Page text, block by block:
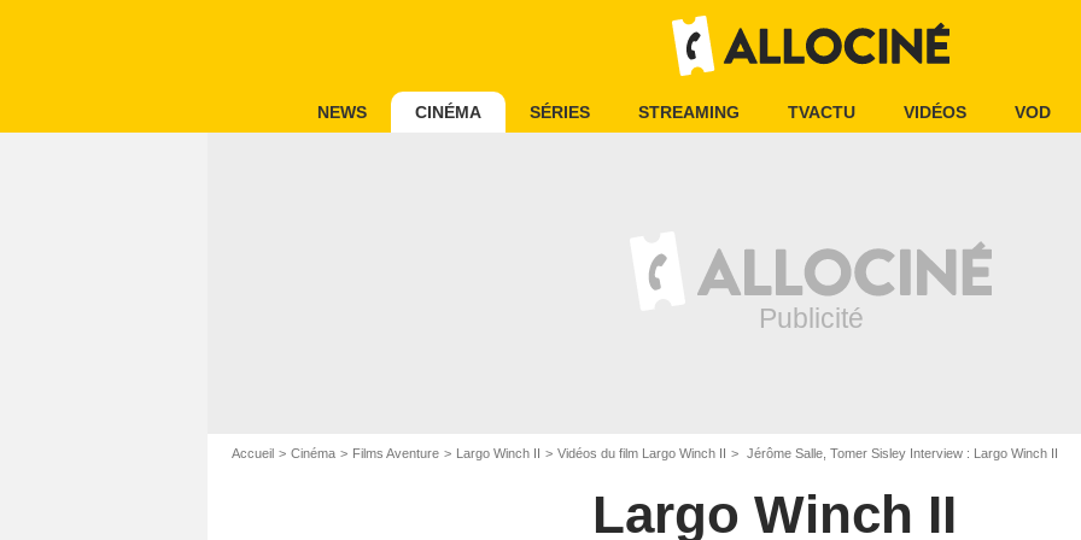
NEWS CINÉMA SÉRIES STREAMING TVACTU VIDÉOS VOD
Accueil Cinéma Films Aventure Largo Winch II Vidéos du film Largo Winch II Jérôme Salle, Tomer Sisley Interview : Largo Winch II
Largo Winch II